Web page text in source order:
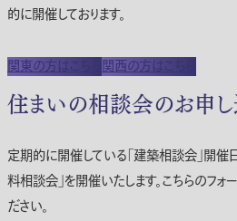
的に開催しております。
関東の方はこちら 関西の方はこちら
住まいの相談会のお申し
定期的に開催している「建築相談会」開催
料相談会」を開催いたします。こちらのフ
ださい。